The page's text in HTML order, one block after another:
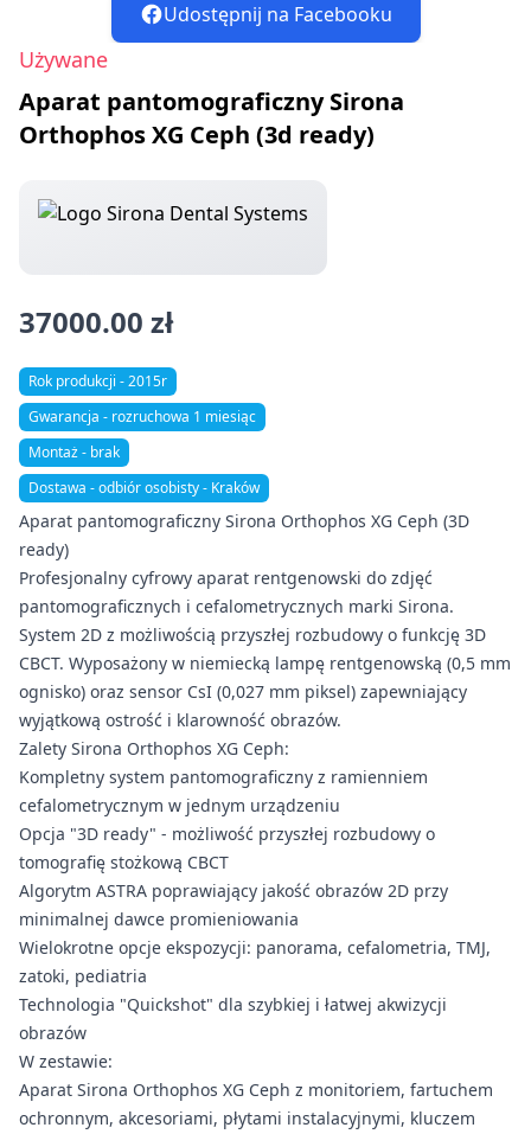
Udostępnij na Facebooku
Używane
Aparat pantomograficzny Sirona
Orthophos XG Ceph (3d ready)
37000.00 zł
Rok produkcji - 2015r
Gwarancja - rozruchowa 1 miesiąc
Montaż - brak
Dostawa - odbiór osobisty - Kraków
Aparat pantomograficzny Sirona Orthophos XG Ceph (3D
ready)
Profesjonalny cyfrowy aparat rentgenowski do zdjęć
pantomograficznych i cefalometrycznych marki Sirona.
System 2D z możliwością przyszłej rozbudowy o funkcję 3D
CBCT. Wyposażony w niemiecką lampę rentgenowską (0,5 mm
ognisko) oraz sensor CsI (0,027 mm piksel) zapewniający
wyjątkową ostrość i klarowność obrazów.
Zalety Sirona Orthophos XG Ceph:
Kompletny system pantomograficzny z ramienniem
cefalometrycznym w jednym urządzeniu
Opcja "3D ready" - możliwość przyszłej rozbudowy o
tomografię stożkową CBCT
Algorytm ASTRA poprawiający jakość obrazów 2D przy
minimalnej dawce promieniowania
Wielokrotne opcje ekspozycji: panorama, cefalometria, TMJ,
zatoki, pediatria
Technologia "Quickshot" dla szybkiej i łatwej akwizycji
obrazów
W zestawie:
Aparat Sirona Orthophos XG Ceph z monitoriem, fartuchem
ochronnym, akcesoriami, płytami instalacyjnymi, kluczem